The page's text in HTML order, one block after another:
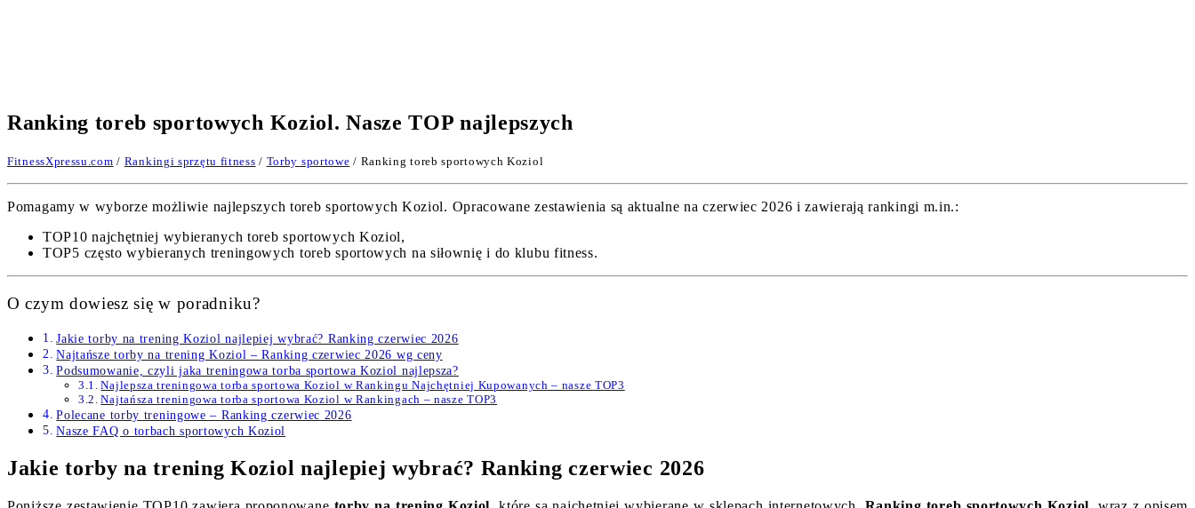
Ranking toreb sportowych Koziol. Nasze TOP najlepszych
FitnessXpressu.com / Rankingi sprzętu fitness / Torby sportowe / Ranking toreb sportowych Koziol
Pomagamy w wyborze możliwie najlepszych toreb sportowych Koziol. Opracowane zestawienia są aktualne na czerwiec 2026 i zawierają rankingi m.in.:
TOP10 najchętniej wybieranych toreb sportowych Koziol,
TOP5 często wybieranych treningowych toreb sportowych na siłownię i do klubu fitness.
O czym dowiesz się w poradniku?
Jakie torby na trening Koziol najlepiej wybrać? Ranking czerwiec 2026
Najtańsze torby na trening Koziol – Ranking czerwiec 2026 wg ceny
Podsumowanie, czyli jaka treningowa torba sportowa Koziol najlepsza?
Najlepsza treningowa torba sportowa Koziol w Rankingu Najchętniej Kupowanych – nasze TOP3
Najtańsza treningowa torba sportowa Koziol w Rankingach – nasze TOP3
Polecane torby treningowe – Ranking czerwiec 2026
Nasze FAQ o torbach sportowych Koziol
Jakie torby na trening Koziol najlepiej wybrać? Ranking czerwiec 2026